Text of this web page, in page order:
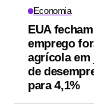
Economia
EUA
emprego
agrícola em
de
para 4,1%